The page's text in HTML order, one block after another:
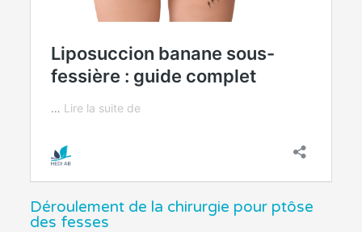
Déroulement de la chirurgie pour ptôse
des fesses